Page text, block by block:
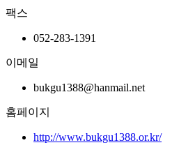
팩스
052-283-1391
이메일
bukgu1388@hanmail.net
홈페이지
http://www.bukgu1388.or.kr/